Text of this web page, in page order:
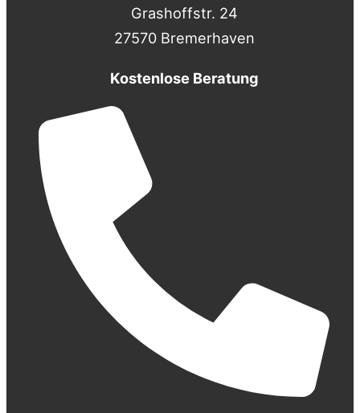
Grashoffstr. 24
27570 Bremerhaven
Kostenlose Beratung